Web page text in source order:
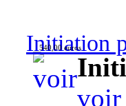
Initiation
540,00 euros
voir